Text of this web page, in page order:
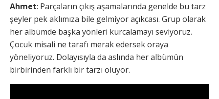
Ahmet: Parçaların çıkış aşamalarında genelde bu tarz
şeyler pek aklımıza bile gelmiyor açıkcası. Grup olarak
her albümde başka yönleri kurcalamayı seviyoruz.
Çocuk misali ne tarafı merak edersek oraya
yöneliyoruz. Dolayısıyla da aslında her albümün
birbirinden farklı bir tarzı oluyor.